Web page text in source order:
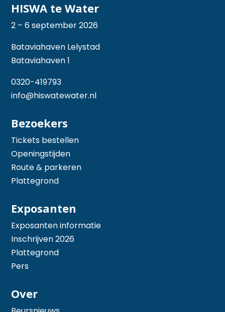
HISWA te Water
2 – 6 september 2026
Bataviahaven Lelystad
Bataviahaven 1
0320-419793
info@hiswatewater.nl
Bezoekers
Tickets bestellen
Openingstijden
Route & parkeren
Plattegrond
Exposanten
Exposanten informatie
Inschrijven 2026
Plattegrond
Pers
Over